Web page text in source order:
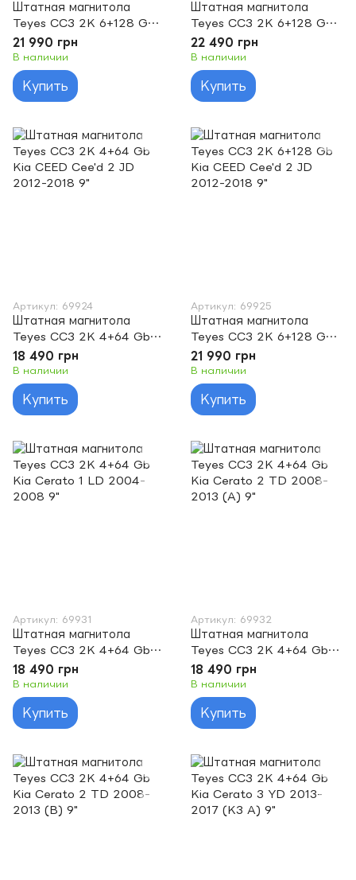
Штатная магнитола
Teyes CC3 2K 6+128 Gb
Kia Carnival YP 2014 -
2020 (A) 9"
21 990 грн
В наличии
Купить
Штатная магнитола
Teyes CC3 2K 6+128 Gb
Kia Carnival YP 2014 -
2020 (B) 9"
22 490 грн
В наличии
Купить
Артикул: 69924
Штатная магнитола
Teyes CC3 2K 4+64 Gb
Kia CEED Cee'd 2 JD
2012-2018 9"
18 490 грн
В наличии
Купить
Артикул: 69925
Штатная магнитола
Teyes CC3 2K 6+128 Gb
Kia CEED Cee'd 2 JD
2012-2018 9"
21 990 грн
В наличии
Купить
Артикул: 69931
Штатная магнитола
Teyes CC3 2K 4+64 Gb
Kia Cerato 1 LD 2004-
2008 9"
18 490 грн
В наличии
Купить
Артикул: 69932
Штатная магнитола
Teyes CC3 2K 4+64 Gb
Kia Cerato 2 TD 2008-
2013 (A) 9"
18 490 грн
В наличии
Купить